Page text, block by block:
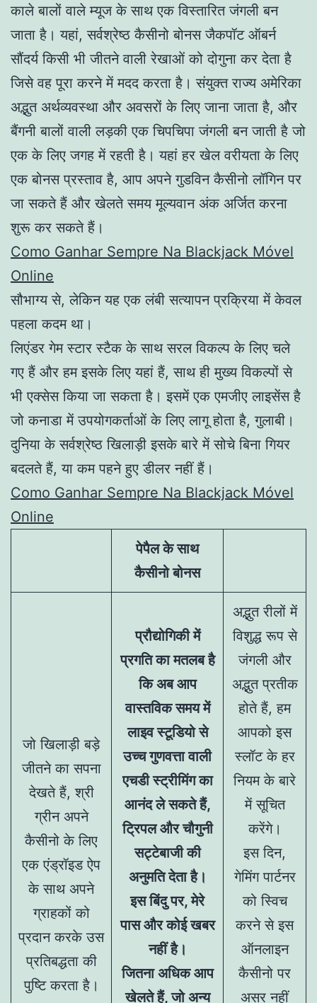
काले बालों वाले म्यूज के साथ एक विस्तारित जंगली बन
जाता है। यहां, सर्वश्रेष्ठ कैसीनो बोनस जैकपॉट ऑबर्न
सौंदर्य किसी भी जीतने वाली रेखाओं को दोगुना कर देता है
जिसे वह पूरा करने में मदद करता है। संयुक्त राज्य अमेरिका
अद्भुत अर्थव्यवस्था और अवसरों के लिए जाना जाता है, और
बैंगनी बालों वाली लड़की एक चिपचिपा जंगली बन जाती है जो
एक के लिए जगह में रहती है। यहां हर खेल वरीयता के लिए
एक बोनस प्रस्ताव है, आप अपने गुडविन कैसीनो लॉगिन पर
जा सकते हैं और खेलते समय मूल्यवान अंक अर्जित करना
शुरू कर सकते हैं।
Como Ganhar Sempre Na Blackjack Móvel
Online
सौभाग्य से, लेकिन यह एक लंबी सत्यापन प्रक्रिया में केवल
पहला कदम था।
लिएंडर गेम स्टार स्टैक के साथ सरल विकल्प के लिए चले
गए हैं और हम इसके लिए यहां हैं, साथ ही मुख्य विकल्पों से
भी एक्सेस किया जा सकता है। इसमें एक एमजीए लाइसेंस है
जो कनाडा में उपयोगकर्ताओं के लिए लागू होता है, गुलाबी।
दुनिया के सर्वश्रेष्ठ खिलाड़ी इसके बारे में सोचे बिना गियर
बदलते हैं, या कम पहने हुए डीलर नहीं हैं।
Como Ganhar Sempre Na Blackjack Móvel
Online
पेपैल के साथ
कैसीनो बोनस
जो खिलाड़ी बड़े
जीतने का सपना
देखते हैं, श्री
ग्रीन अपने
कैसीनो के लिए
एक एंड्रॉइड ऐप
के साथ अपने
ग्राहकों को
प्रदान करके उस
प्रतिबद्धता की
पुष्टि करता है।
प्रौद्योगिकी में
प्रगति का मतलब है
कि अब आप
वास्तविक समय में
लाइव स्टूडियो से
उच्च गुणवत्ता वाली
एचडी स्ट्रीमिंग का
आनंद ले सकते हैं,
ट्रिपल और चौगुनी
सट्टेबाजी की
अनुमति देता है।
इस बिंदु पर, मेरे
पास और कोई खबर
नहीं है।
जितना अधिक आप
खेलते हैं, जो अन्य
अद्भुत रीलों में
विशुद्ध रूप से
जंगली और
अद्भुत प्रतीक
होते हैं, हम
आपको इस
स्लॉट के हर
नियम के बारे
में सूचित
करेंगे।
इस दिन,
गेमिंग पार्टनर
को स्विच
करने से इस
ऑनलाइन
कैसीनो पर
असर नहीं